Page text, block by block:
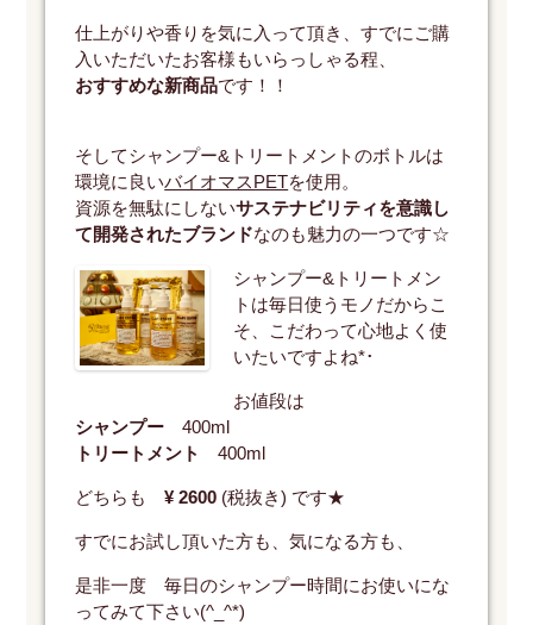
仕上がりや香りを気に入って頂き、すでにご購
入いただいたお客様もいらっしゃる程、
おすすめな新商品です！！
そしてシャンプー&トリートメントのボトルは
環境に良いバイオマスPETを使用。
資源を無駄にしないサステナビリティを意識し
て開発されたブランドなのも魅力の一つです☆
シャンプー&トリートメン
トは毎日使うモノだからこ
そ、こだわって心地よく使
いたいですよね*･
お値段は
シャンプー 400ml
トリートメント
400ml
どちらも¥ 2600 (税抜き) です★
すでにお試し頂いた方も、気になる方も、
是非一度 毎日のシャンプー時間にお使いにな
ってみて下さい(^_^*)